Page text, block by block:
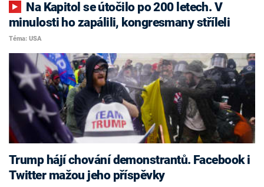
minulosti ho zapálili, kongresmany stříleli
Téma: USA
Trump hájí chování demonstrantů. Facebook i
Twitter mažou jeho příspěvky